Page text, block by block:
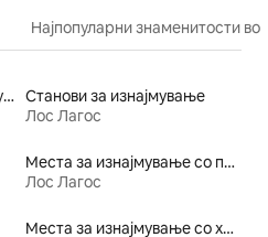
Најпопуларни знаменитости во
Станови со дополнителни услуги за изнајмување Станови за изнајмување
Лос Лагос
Места за изнајмување со појадок
Лос Лагос
Места за изнајмување со хидромасажна када